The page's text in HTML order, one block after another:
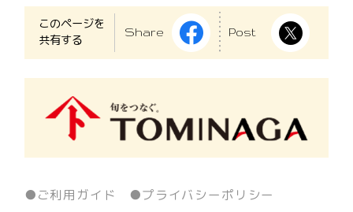
このページを
共有する
Share Post
ご利用ガイド プライバシーポリシー